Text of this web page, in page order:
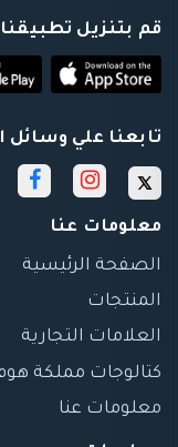
قم بتنزيل تطبيقنا
تابعنا علي وسائل
معلومات عنا
الصفحة الرئيسية
المنتجات
العلامات التجارية
كتالوجات مملكة
معلومات عنا